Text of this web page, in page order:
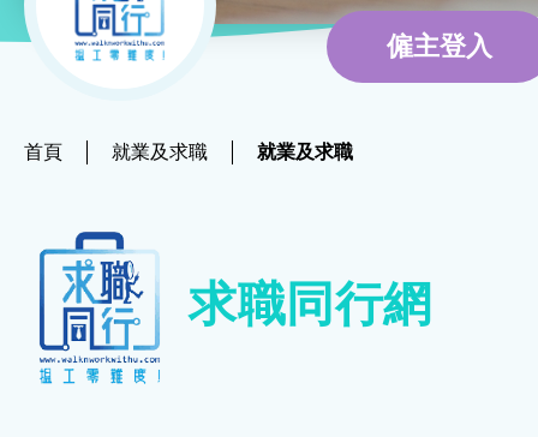
ERB再培訓課程
就業及求職
就業及求職
最新資訊 / 招聘會
僱主登入
首頁 就業及求職 就業及求職
求職同行網